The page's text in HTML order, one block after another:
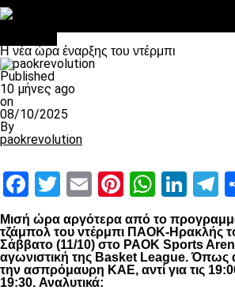
Η νέα ώρα έναρξης του ντέρμπι
Published
10 μήνες ago
on
08/10/2025
By
paokrevolution
Facebook
Twitter
EmailPinterest
Μισή ώρα αργότερα από το
τζάμπολ του ντέρμπι ΠΑΟΚ-Ηρακλής
Σάββατο (11/10) στο PAOK Sports
αγωνιστική της Basket League. Όπως
την ασπρόμαυρη ΚΑΕ, αντί για τις
19:30. Αναλυτικά: